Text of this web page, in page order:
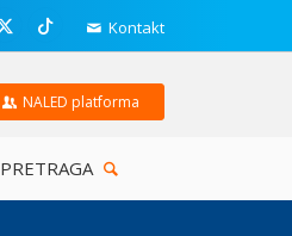
Kontakt
NALED platforma
PRETRAGA